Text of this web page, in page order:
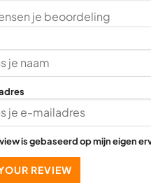
is gebaseerd op mijn eigen
REVIEW